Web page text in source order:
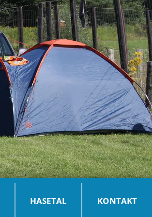
HASETAL KONTAKT